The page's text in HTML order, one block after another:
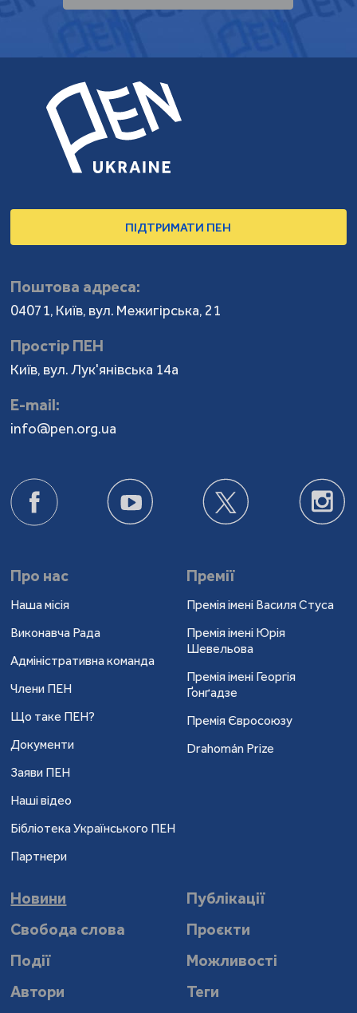
ПІДТРИМАТИ ПЕН
Поштова адреса:
04071, Київ, вул. Межигірська, 21
Простір ПЕН
Київ, вул. Лук'янівська 14а
Е-mail:
info@pen.org.ua
Про нас
Наша місія
Виконавча Рада
Адміністративна команда
Члени ПЕН
Що таке ПЕН?
Документи
Заяви ПЕН
Наші відео
Бібліотека Українського ПЕН
Партнери
Премії
Премія імені Василя Стуса
Премія імені Юрія
Шевельова
Премія імені Георгія
Ґонґадзе
Премія Євросоюзу
Drahomán Prize
Новини
Публікації
Свобода слова
Проєкти
Події
Можливості
Автори
Теги